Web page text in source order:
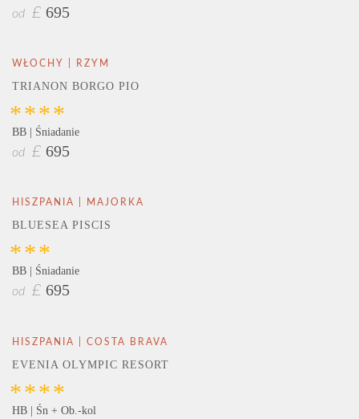
od £ 695
WŁOCHY | RZYM
TRIANON BORGO PIO
****
BB | Śniadanie
od £ 695
HISZPANIA | MAJORKA
BLUESEA PISCIS
***
BB | Śniadanie
od £ 695
HISZPANIA | COSTA BRAVA
EVENIA OLYMPIC RESORT
****
HB | Śn + Ob.-kol